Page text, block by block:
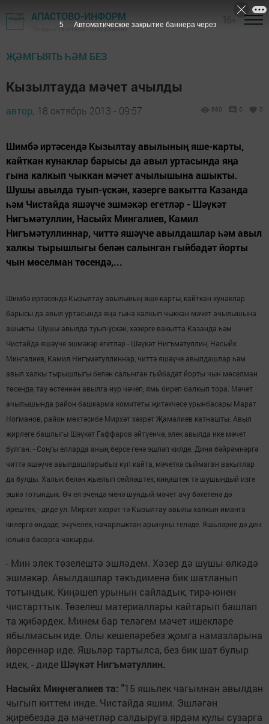
АПАСТОВО-ИНФОРМ
"Йолдыз" газетасы - Апас районы
ҖӘМГЫЯТЬ ҺӘМ БЕЗ
Кызылтауда мәчет ачылды
автор, 18 октябрь 2013 - 09:57 880 0 0
Шимбә иртәсендә Кызылтау авылының яше-карты,
кайткан кунаклар барысы да авыл уртасында яңа
гына калкып чыккан мәчет ачылышына ашыкты.
Шушы авылда туып-үскән, хәзерге вакытта Казанда
һәм Чистайда яшәүче эшмәкәр егетләр - Шәүкәт
Нигъмәтуллин, Насыйх Мингалиев, Камил
Нигъмәтуллиннар, читтә яшәүче авылдашлар һәм авыл
халкы тырышлыгы белән салынган гыйбадәт йорты
чын мөселман төсендә,...
Шимбә иртәсендә Кызылтау авылының яше-карты, кайткан кунаклар
барысы да авыл уртасында яңа гына калкып чыккан мәчет ачылышына
ашыкты. Шушы авылда туып-үскән, хәзерге вакытта Казанда һәм
Чистайда яшәүче эшмәкәр егетләр - Шәүкәт Нигъмәтуллин, Насыйх
Мингалиев, Камил Нигъмәтуллиннар, читтә яшәүче авылдашлар һәм
авыл халкы тырышлыгы белән салынган гыйбадәт йорты чын мөселман
төсендә, тау өстеннән авылга нур чәчеп, ямь биреп балкып тора. Мәчет
ачылышында район башкарма комитеты җитәкчесе урынбасары Марат
Ногманов, район мөхтәсибе Мирхәт хәзрәт Җамалиев катнашты. Авыл
җирлеге башлыгы Шәүкәт Гаффаров әйтүенчә, элек авылда ике мәчет
булган. - Соңгы елларда аның берсе генә эшләп килде. Дини бәйрәмнәргә
читтә яшәүче авылдашларыбыз күп кайта, мәчеткә сыймаган вакытлар
да булды. Халык белән җыелып сөйләштек, киңәштек тә шушындый изге
эшкә тотындык. Өч ел эчендә менә шундый мәчет ачу бәхетенә дә
ирештек, - диде ул. Мирхәт хәзрәт тә Кызылтау авылы халкын иманга
килергә өндәде, эчүчелек, начарлыктан арынуны теләде. Яшьләрне дә дин
юлына басарга чакырды.
- Мин элек төзелештә эшләдем. Хәзер дә шушы өлкәдә
эшмәкәр. Авылдашлар тәкъдименә бик шатланып
тотындык. Киңәшеп урынын сайладык, тирә-юнен
чистарттык. Төзелеш материаллары кайтарып башлап
та җибәрдек. Минем бар теләгем мәчет ишекләре
ябылмасын иде. Олы кешеләребез җомга намазларына
йөрсеннәр иде. Яшьләр тартылса, без бик шат булыр
идек, - диде Шәүкәт Нигъмәтуллин.
Насыйх Миңнегалиев та: "15 яшьлек чагымнан авылдан
чыгып киттем инде. Чистайда яшим. Эшләгән
җиребездә дә мәчетләр салдыруга ярдәм кулы сузарга
5 Автоматическое закрытие баннера через